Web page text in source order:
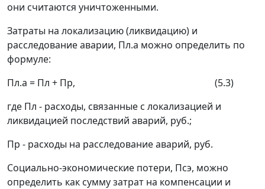
они считаются уничтоженными.
Затраты на локализацию (ликвидацию) и
расследование аварии, Пл.а можно определить по
формуле:
Пл.а = Пл + Пр, (5.3)
где Пл - расходы, связанные с локализацией и
ликвидацией последствий аварий, руб.;
Пр - расходы на расследование аварий, руб.
Социально-экономические потери, Псэ, можно
определить как сумму затрат на компенсации и